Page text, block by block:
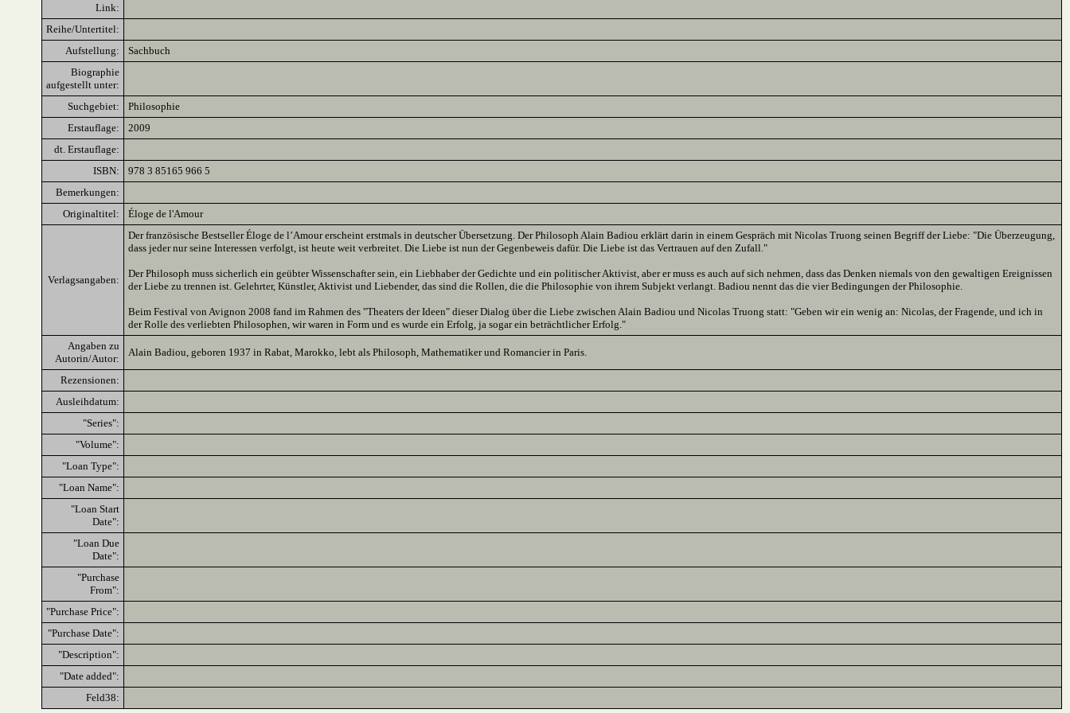
Link:
Reihe/Untertitel:
Aufstellung:
Sachbuch
Biographie
aufgestellt unter:
Suchgebiet:
Philosophie
Erstauflage:
2009
dt. Erstauflage:
ISBN:
978 3 85165 966 5
Bemerkungen:
Originaltitel:
Éloge de l'Amour
Verlagsangaben:
Der französische Bestseller Éloge de l’Amour erscheint erstmals in deutscher Übersetzung. Der Philosoph Alain Badiou erklärt darin in einem Gespräch mit Nicolas Truong seinen Begriff der Liebe: "Die Überzeugung,
dass jeder nur seine Interessen verfolgt, ist heute weit verbreitet. Die Liebe ist nun der Gegenbeweis dafür. Die Liebe ist das Vertrauen auf den Zufall."
Der Philosoph muss sicherlich ein geübter Wissenschafter sein, ein Liebhaber der Gedichte und ein politischer Aktivist, aber er muss es auch auf sich nehmen, dass das Denken niemals von den gewaltigen Ereignissen
der Liebe zu trennen ist. Gelehrter, Künstler, Aktivist und Liebender, das sind die Rollen, die die Philosophie von ihrem Subjekt verlangt. Badiou nennt das die vier Bedingungen der Philosophie.
Beim Festival von Avignon 2008 fand im Rahmen des "Theaters der Ideen" dieser Dialog über die Liebe zwischen Alain Badiou und Nicolas Truong statt: "Geben wir ein wenig an: Nicolas, der Fragende, und ich in
der Rolle des verliebten Philosophen, wir waren in Form und es wurde ein Erfolg, ja sogar ein beträchtlicher Erfolg."
Angaben zu
Autorin/Autor:
Alain Badiou, geboren 1937 in Rabat, Marokko, lebt als Philosoph, Mathematiker und Romancier in Paris.
Rezensionen:
Ausleihdatum:
"Series":
"Volume":
"Loan Type":
"Loan Name":
"Loan Start
Date":
"Loan Due
Date":
"Purchase
From":
"Purchase Price":
"Purchase Date":
"Description":
"Date added":
Feld38: